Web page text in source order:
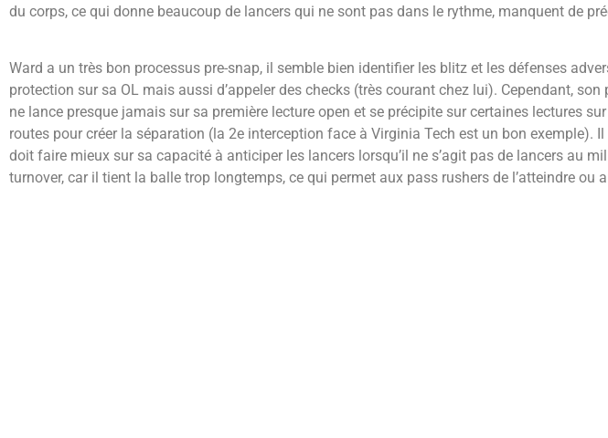
du corps, ce qui donne beaucoup de lancers qui ne sont pas dans le rythme, manquent de
Ward a un très bon processus pre-snap, il semble bien identifier les blitz et les défenses
protection sur sa OL mais aussi d’appeler des checks (très courant chez lui). Cependant,
ne lance presque jamais sur sa première lecture open et se précipite sur certaines lectures
routes pour créer la séparation (la 2e interception face à Virginia Tech est un bon exemple).
doit faire mieux sur sa capacité à anticiper les lancers lorsqu’il ne s’agit pas de lancers au
turnover, car il tient la balle trop longtemps, ce qui permet aux pass rushers de l’atteindre ou